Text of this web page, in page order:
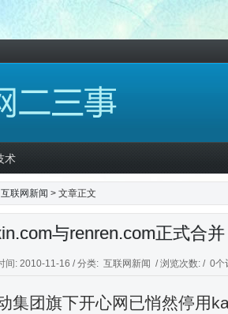
术
互联网新闻 > 文章正文
与renren.com正式合
间: 2010-11-16 / 分类: 互联网新闻 / 浏览次数: / 0个
集团旗下开心网已悄然停用